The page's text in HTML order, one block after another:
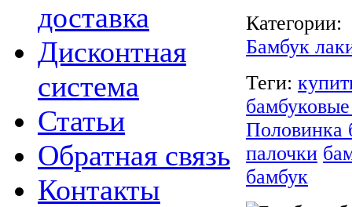
доставка
Дисконтная
система
Статьи
Обратная связь
Контакты
Категории:
Бамбук
Теги:
Половинка
палочки
бамбук